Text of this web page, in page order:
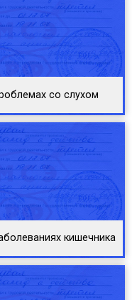
со слухом
кишечника